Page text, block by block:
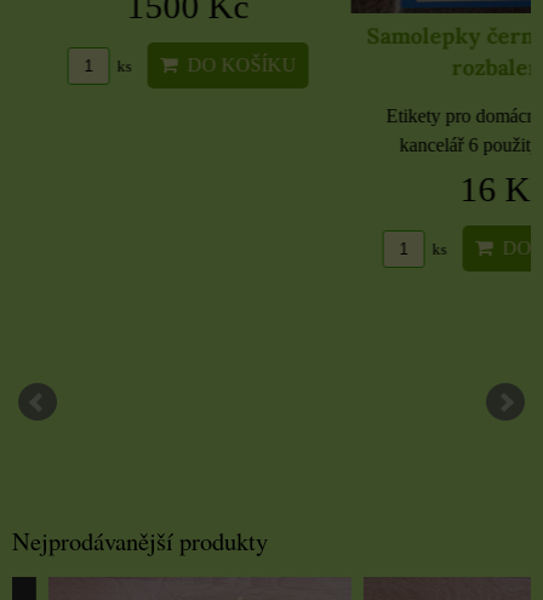
ks DO KOŠÍKU
Samolepky černé
rozbaleno
Etikety pro
kancelář 6 použitých
16 Kč
DO
Nejprodávanější produkty